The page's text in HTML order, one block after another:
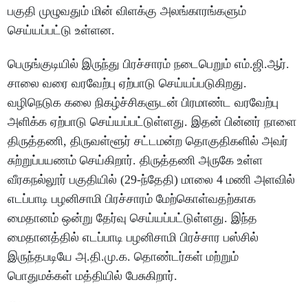
பகுதி முழுவதும் மின் விளக்கு அலங்காரங்களும்
செய்யப்பட்டு உள்ளன.
பெருங்குடியில் இருந்து பிரச்சாரம் நடைபெறும் எம்.ஜி.ஆர்.
சாலை வரை வரவேற்பு ஏற்பாடு செய்யப்படுகிறது.
வழிநெடுக கலை நிகழ்ச்சிகளுடன் பிரமாண்ட வரவேற்பு
அளிக்க ஏற்பாடு செய்யப்பட்டுள்ளது. இதன் பின்னர் நாளை
திருத்தணி, திருவள்ளூர் சட்டமன்ற தொகுதிகளில் அவர்
சுற்றுப்பயணம் செய்கிறார். திருத்தணி அருகே உள்ள
வீரகநல்லூர் பகுதியில் (29-ந்தேதி) மாலை 4 மணி அளவில்
எடப்பாடி பழனிசாமி பிரச்சாரம் மேற்கொள்வதற்காக
மைதானம் ஒன்று தேர்வு செய்யப்பட்டுள்ளது. இந்த
மைதானத்தில் எடப்பாடி பழனிசாமி பிரச்சார பஸ்சில்
இருந்தபடியே அ.தி.மு.க. தொண்டர்கள் மற்றும்
பொதுமக்கள் மத்தியில் பேசுகிறார்.